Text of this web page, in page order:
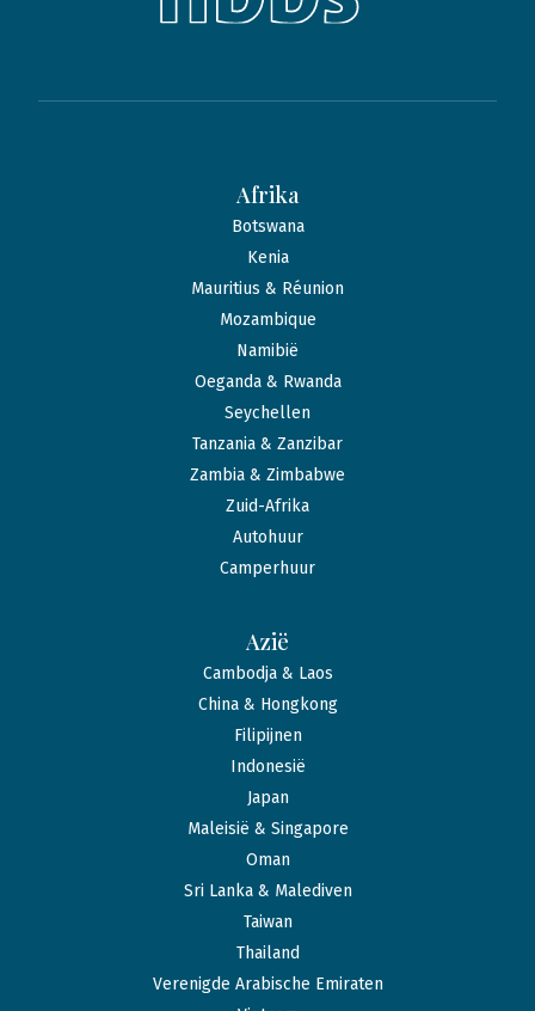
Afrika
Botswana
Kenia
Mauritius & Réunion
Mozambique
Namibië
Oeganda & Rwanda
Seychellen
Tanzania & Zanzibar
Zambia & Zimbabwe
Zuid-Afrika
Autohuur
Camperhuur
Azië
Cambodja & Laos
China & Hongkong
Filipijnen
Indonesië
Japan
Maleisië & Singapore
Oman
Sri Lanka & Malediven
Taiwan
Thailand
Verenigde Arabische Emiraten